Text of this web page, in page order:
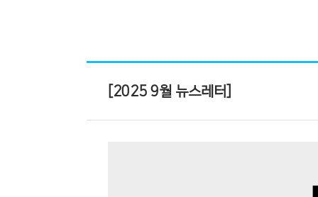
[2025 9월 뉴스레터]